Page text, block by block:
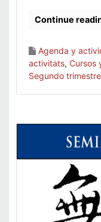
Continue
Agenda y
activitats, Cursos
Segundo trimestre